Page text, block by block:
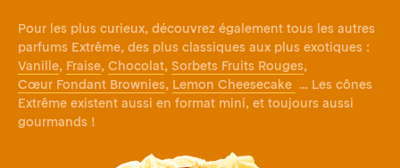
Pour les plus curieux, découvrez également tous les autres
parfums Extrême, des plus classiques aux plus exotiques :
Vanille, Fraise, Chocolat, Sorbets Fruits Rouges,
Cœur Fondant Brownies, Lemon Cheesecake
… Les cônes
Extrême existent aussi en format mini, et toujours aussi
gourmands !